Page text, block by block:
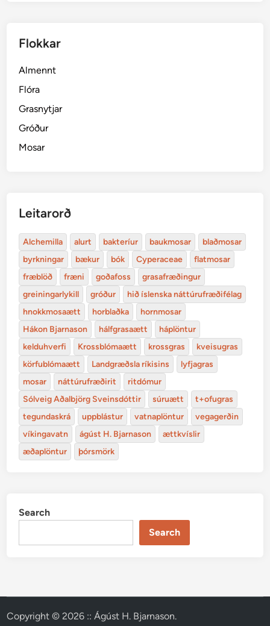
Flokkar
Almennt
Flóra
Grasnytjar
Gróður
Mosar
Leitarorð
Alchemilla alurt bakteríur baukmosar
blaðmosar
byrkningar
bækur bók Cyperaceae
flatmosar
fræblöð
fræni goðafoss
grasafræðingur
greiningarlykill
gróður
hið íslenska náttúrufræðifélag
hnokkmosaætt
horblaðka
hornmosar
Hákon Bjarnason
hálfgrasaætt
háplöntur
kelduhverfi
Krossblómaætt krossgras
kveisugras
körfublómaætt
Landgræðsla ríkisins
lyfjagras
mosar
náttúrufræðirit
ritdómur
Sólveig Aðalbjörg Sveinsdóttir
súruætt
t+ofugras
tegundaskrá
uppblástur vatnaplöntur
vegagerðin
víkingavatn
ágúst H. Bjarnason
ættkvíslir
æðaplöntur
þórsmörk
Search
Search
Copyright © 2026 :: Ágúst H. Bjarnason.